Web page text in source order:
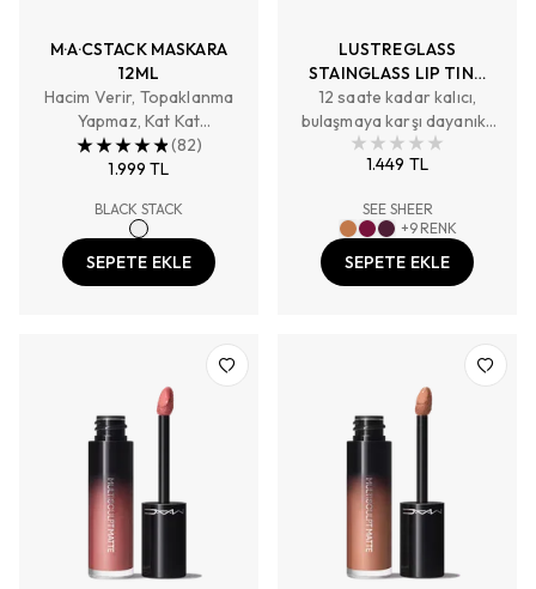
M·A·CSTACK MASKARA
12ML
Hacim Verir, Topaklanma
Yapmaz, Kat Kat
Uygulanabilir
(82)
1.999 TL
BLACK STACK
SEPETE EKLE
LUSTREGLASS
STAINGLASS LIP TINT
NEMLENDİRME ETKİLİ
DUDAK TİNTİ
12 saate kadar kalıcı,
bulaşmaya karşı dayanıklı
renk etkisi ve uzun süreli
nem sunan dudak tinti.
1.449 TL
SEE SHEER
+9 RENK
SEPETE EKLE